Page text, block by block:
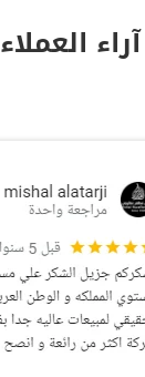
آراء العملاء